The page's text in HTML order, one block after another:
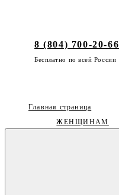
8 (804) 700-20-66
Бесплатно по всей России
ЖЕНЩИНАМ
Главная страница